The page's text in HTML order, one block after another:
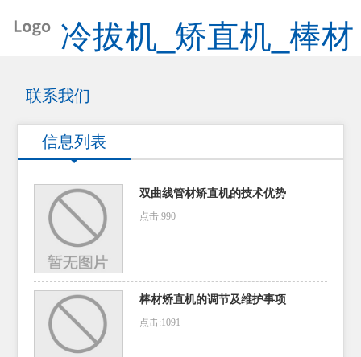
冷拔机_矫直机_棒材
矫直机_管材矫直机
联系我们
信息列表
双曲线管材矫直机的技术优势
点击:990
棒材矫直机的调节及维护事项
点击:1091